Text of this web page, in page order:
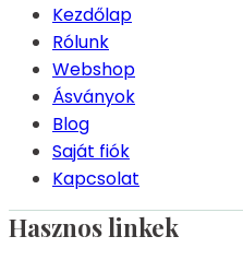
Kezdőlap
Rólunk
Webshop
Ásványok
Blog
Saját fiók
Kapcsolat
Hasznos linkek